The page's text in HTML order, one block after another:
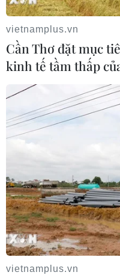
Nghệ An: Phát hiện 9
phép trên sông Lam
18/04/2024 04:38
Khi bị phát hiện, những người
sỏi trên sông không xuất
do cơ quan có thẩm quyền cấp.
vietnamplus.vn
Cần Thơ đặt mục
kinh tế tầm thấp
vietnamplus.vn